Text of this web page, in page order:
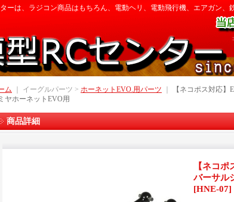
ーは、ラジコン商品はもちろん、電動ヘリ、電動飛行機、エアガン
ム ｜ イーグルパーツ > ホーネットEVO.用パーツ
【ネコポス対応
ヤホーネットEVO用
商品詳細
【ネコ
バーサル
[HNE-07]